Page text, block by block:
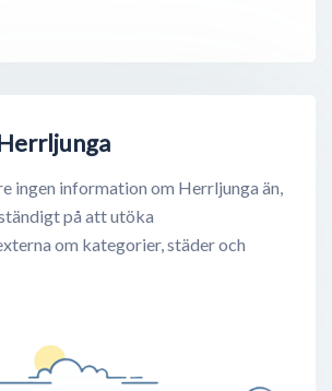
ingen information om Herrljunga än,
på att utöka
om kategorier, städer och